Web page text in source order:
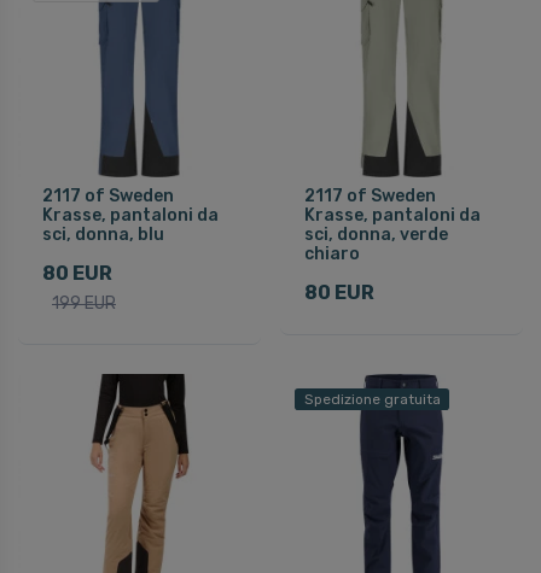
2117 of Sweden
Krasse, pantaloni da
sci, donna, blu
80 EUR
199 EUR
2117 of Sweden
Krasse, pantaloni da
sci, donna, verde
chiaro
80 EUR
Spedizione gratuita